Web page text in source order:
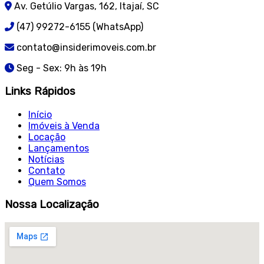
Av. Getúlio Vargas, 162, Itajaí, SC
(47) 99272-6155 (WhatsApp)
contato@insiderimoveis.com.br
Seg - Sex: 9h às 19h
Links Rápidos
Início
Imóveis à Venda
Locação
Lançamentos
Notícias
Contato
Quem Somos
Nossa Localização